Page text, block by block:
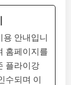
안내입니
홈페이지를
플라이강
수되며 이